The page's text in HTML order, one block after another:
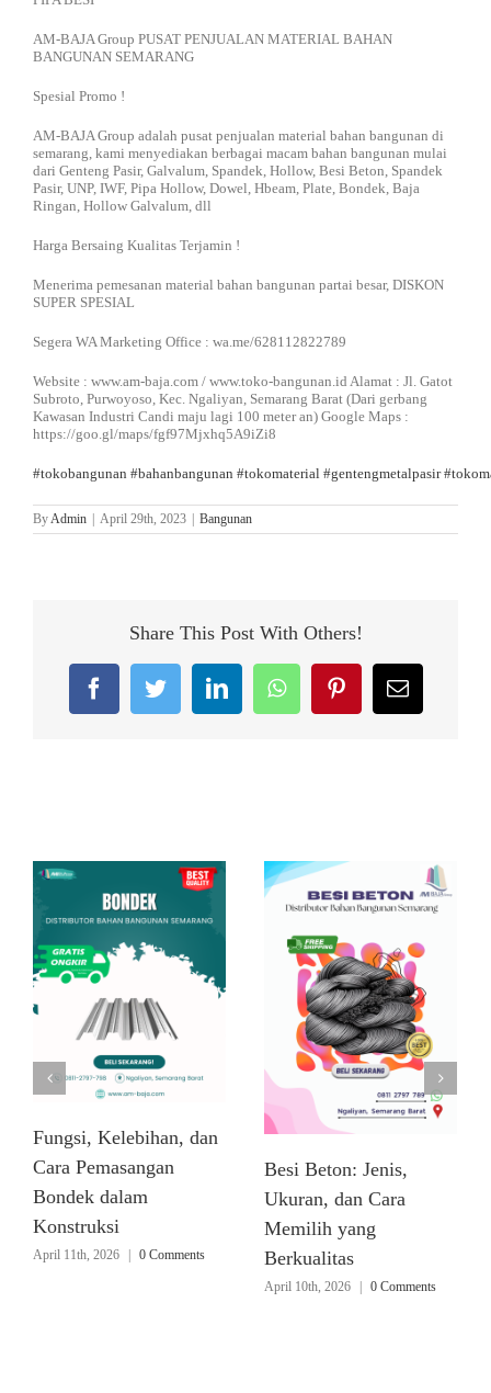
AM-BAJA Group PUSAT PENJUALAN MATERIAL BAHAN
BANGUNAN SEMARANG
Spesial Promo !
AM-BAJA Group adalah pusat penjualan material bahan bangunan di
semarang, kami menyediakan berbagai macam bahan bangunan mulai
dari Genteng Pasir, Galvalum, Spandek, Hollow, Besi Beton, Spandek
Pasir, UNP, IWF, Pipa Hollow, Dowel, Hbeam, Plate, Bondek, Baja
Ringan, Hollow Galvalum, dll
Harga Bersaing Kualitas Terjamin !
Menerima pemesanan material bahan bangunan partai besar, DISKON
SUPER SPESIAL
Segera WA Marketing Office : wa.me/628112822789
Website : www.am-baja.com / www.toko-bangunan.id Alamat : Jl. Gatot
Subroto, Purwoyoso, Kec. Ngaliyan, Semarang Barat (Dari gerbang
Kawasan Industri Candi maju lagi 100 meter an) Google Maps :
https://goo.gl/maps/fgf97Mjxhq5A9iZi8
#tokobangunan #bahanbangunan #tokomaterial #gentengmetalpasir
ByAdmin April 29th, 2023 Bangunan
Share This Post With Others!
FacebookTwitterLinkedInWhatsAppPinterestEmail
Fungsi, Kelebihan, dan
Cara Pemasangan
Bondek dalam
Konstruksi
April 11th, 2026 | 0 Comments
Besi Beton: Jenis,
Ukuran, dan Cara
Memilih yang
Berkualitas
April 10th, 2026 | 0 Comments